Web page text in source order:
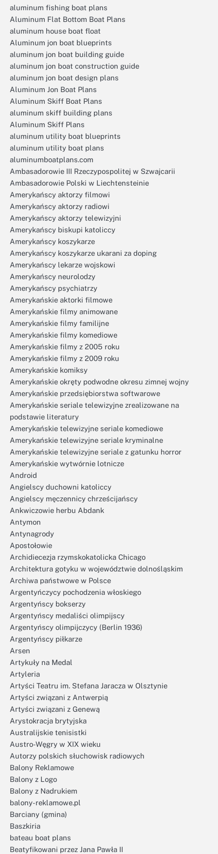
aluminum fishing boat plans
Aluminum Flat Bottom Boat Plans
aluminum house boat float
Aluminum jon boat blueprints
aluminum jon boat building guide
aluminum jon boat construction guide
aluminum jon boat design plans
Aluminum Jon Boat Plans
Aluminum Skiff Boat Plans
aluminum skiff building plans
Aluminum Skiff Plans
aluminum utility boat blueprints
aluminum utility boat plans
aluminumboatplans.com
Ambasadorowie III Rzeczypospolitej w Szwajcarii
Ambasadorowie Polski w Liechtensteinie
Amerykańscy aktorzy filmowi
Amerykańscy aktorzy radiowi
Amerykańscy aktorzy telewizyjni
Amerykańscy biskupi katoliccy
Amerykańscy koszykarze
Amerykańscy koszykarze ukarani za doping
Amerykańscy lekarze wojskowi
Amerykańscy neurolodzy
Amerykańscy psychiatrzy
Amerykańskie aktorki filmowe
Amerykańskie filmy animowane
Amerykańskie filmy familijne
Amerykańskie filmy komediowe
Amerykańskie filmy z 2005 roku
Amerykańskie filmy z 2009 roku
Amerykańskie komiksy
Amerykańskie okręty podwodne okresu zimnej wojny
Amerykańskie przedsiębiorstwa softwarowe
Amerykańskie seriale telewizyjne zrealizowane na
podstawie literatury
Amerykańskie telewizyjne seriale komediowe
Amerykańskie telewizyjne seriale kryminalne
Amerykańskie telewizyjne seriale z gatunku horror
Amerykańskie wytwórnie lotnicze
Android
Angielscy duchowni katoliccy
Angielscy męczennicy chrześcijańscy
Ankwiczowie herbu Abdank
Antymon
Antynagrody
Apostołowie
Archidiecezja rzymskokatolicka Chicago
Architektura gotyku w województwie dolnośląskim
Archiwa państwowe w Polsce
Argentyńczycy pochodzenia włoskiego
Argentyńscy bokserzy
Argentyńscy medaliści olimpijscy
Argentyńscy olimpijczycy (Berlin 1936)
Argentyńscy piłkarze
Arsen
Artykuły na Medal
Artyleria
Artyści Teatru im. Stefana Jaracza w Olsztynie
Artyści związani z Antwerpią
Artyści związani z Genewą
Arystokracja brytyjska
Australijskie tenisistki
Austro-Węgry w XIX wieku
Autorzy polskich słuchowisk radiowych
Balony Reklamowe
Balony z Logo
Balony z Nadrukiem
balony-reklamowe.pl
Barciany (gmina)
Baszkiria
bateau boat plans
Beatyfikowani przez Jana Pawła II